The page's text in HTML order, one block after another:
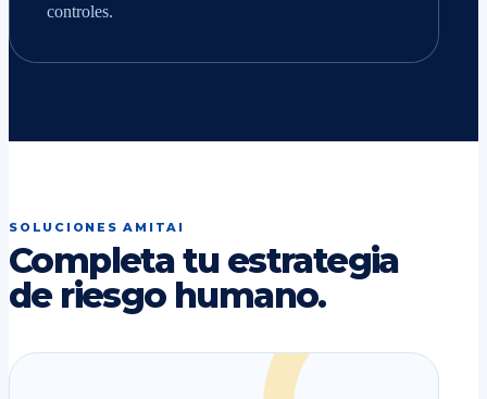
controles.
SOLUCIONES AMITAI
Completa tu estrategia
de riesgo humano.